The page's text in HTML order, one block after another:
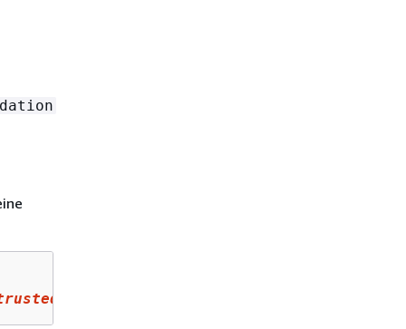
recommendation/